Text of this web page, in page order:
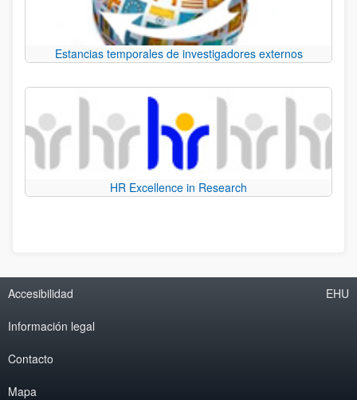
Estancias temporales de investigadores externos
HR Excellence in Research
Accesibilidad
Información legal
Contacto
Mapa
EHU